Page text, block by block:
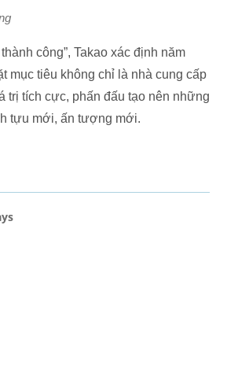
công”, Takao xác định năm
mục tiêu không chỉ là nhà cung cấp
trị tích cực, phấn đấu tạo nên những
tựu mới, ấn tượng mới.